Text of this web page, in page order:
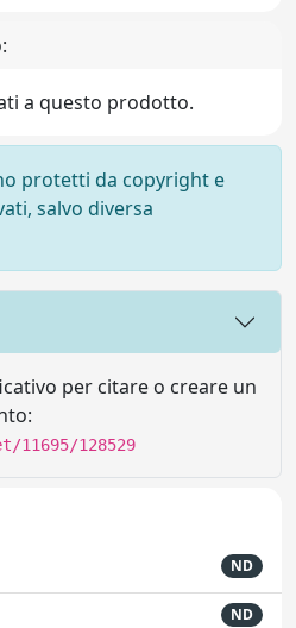
a questo prodotto.
protetti da copyright e
salvo diversa
per citare o creare un
128529
ND
ND